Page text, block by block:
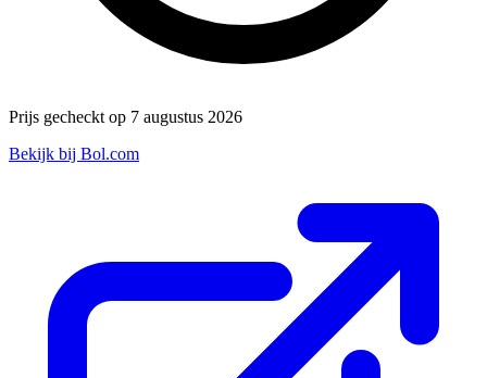
Prijs gecheckt op 7 augustus 2026
Bekijk bij Bol.com